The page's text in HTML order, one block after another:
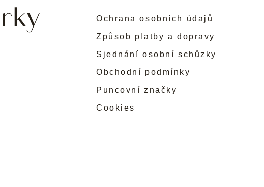
Ochrana osobních údajů
Způsob platby a dopravy
Sjednání osobní schůzky
Obchodní podmínky
Puncovní značky
Cookies